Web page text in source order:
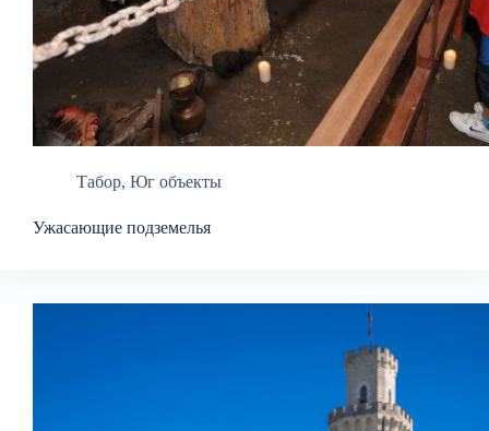
Табор, Юг объекты
Ужасающие подземелья